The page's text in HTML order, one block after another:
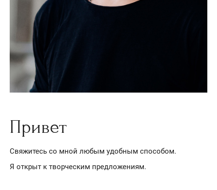
Привет
Свяжитесь со мной любым удобным способом.
Я открыт к творческим предложениям.